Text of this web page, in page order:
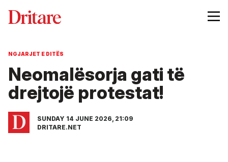
NGJARJET E DITËS
Neomalësorja gati të
drejtojë protestat!
SUNDAY 14 JUNE 2026, 21:09
DRITARE.NET